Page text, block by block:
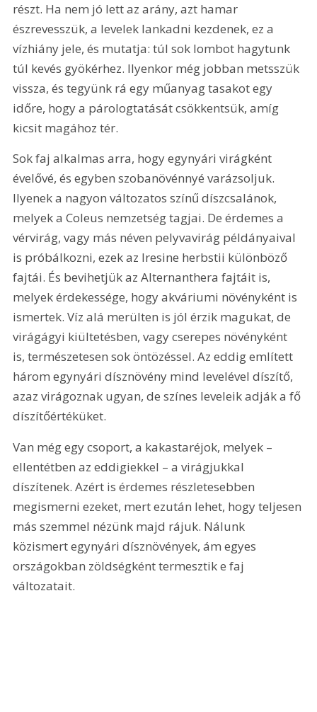
részt. Ha nem jó lett az arány, azt hamar
észrevesszük, a levelek lankadni kezdenek, ez a
vízhiány jele, és mutatja: túl sok lombot hagytunk
túl kevés gyökérhez. Ilyenkor még jobban metsszük
vissza, és tegyünk rá egy műanyag tasakot egy
időre, hogy a párologtatását csökkentsük, amíg
kicsit magához tér.
Sok faj alkalmas arra, hogy egynyári virágként
évelővé, és egyben szobanövénnyé varázsoljuk.
Ilyenek a nagyon változatos színű díszcsalánok,
melyek a Coleus nemzetség tagjai. De érdemes a
vérvirág, vagy más néven pelyvavirág példányaival
is próbálkozni, ezek az Iresine herbstii különböző
fajtái. És bevihetjük az Alternanthera fajtáit is,
melyek érdekessége, hogy akváriumi növényként is
ismertek. Víz alá merülten is jól érzik magukat, de
virágágyi kiültetésben, vagy cserepes növényként
is, természetesen sok öntözéssel. Az eddig említett
három egynyári dísznövény mind levelével díszítő,
azaz virágoznak ugyan, de színes leveleik adják a fő
díszítőértéküket.
Van még egy csoport, a kakastaréjok, melyek –
ellentétben az eddigiekkel – a virágjukkal
díszítenek. Azért is érdemes részletesebben
megismerni ezeket, mert ezután lehet, hogy teljesen
más szemmel nézünk majd rájuk. Nálunk
közismert egynyári dísznövények, ám egyes
országokban zöldségként termesztik e faj
változatait.